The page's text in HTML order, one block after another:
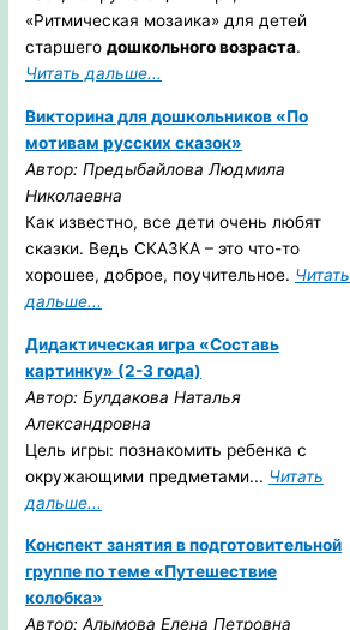
«Ритмическая мозаика» для детей
старшегодошкольного возраста.
Читать дальше...
Викторина для дошкольников «По
мотивам русских сказок»
Автор: Предыбайлова Людмила
Николаевна
Как известно, все дети очень любят
сказки. Ведь СКАЗКА – это что-то
хорошее, доброе, поучительное. Читать
дальше...
Дидактическая игра «Составь
картинку» (2-3 года)
Автор: Булдакова Наталья
Александровна
Цель игры: познакомить ребенка с
окружающими предметами... Читать
дальше...
Конспект занятия в подготовительной
группе по теме «Путешествие
колобка»
Автор: Алымова Елена Петровна